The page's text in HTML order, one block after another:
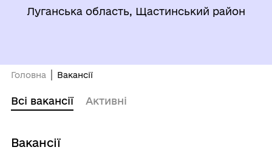
Луганська область, Щастинський район
Головна Вакансії
Всі вакансії Активні
Вакансії